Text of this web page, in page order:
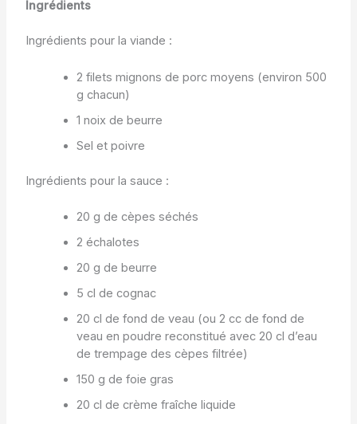
Ingrédients
Ingrédients pour la viande :
2 filets mignons de porc moyens (environ 500
g chacun)
1 noix de beurre
Sel et poivre
Ingrédients pour la sauce :
20 g de cèpes séchés
2 échalotes
20 g de beurre
5 cl de cognac
20 cl de fond de veau (ou 2 cc de fond de
veau en poudre reconstitué avec 20 cl d’eau
de trempage des cèpes filtrée)
150 g de foie gras
20 cl de crème fraîche liquide